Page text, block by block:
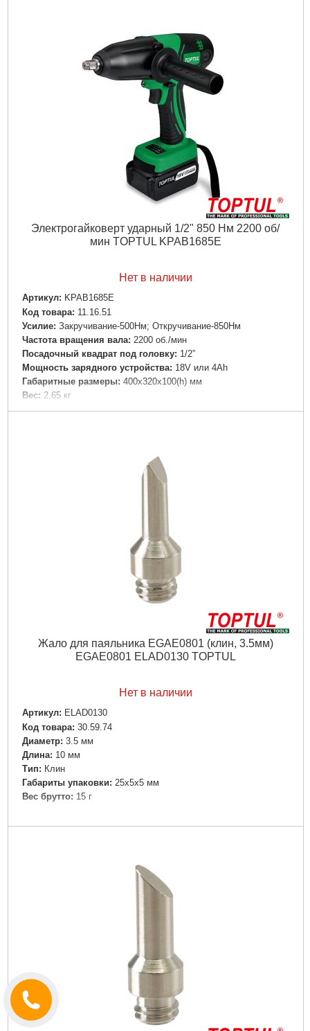
Заклепки алюминевые диаметром: 3.2 мм (1/8"), 4.0мм
(5/32"), 4.8мм (3/16"), 6.4мм (1/4")
Заклепки металлические диаметром: 3.2 мм (1/8"), 4.0мм
(5/32"), 4.8мм (3/16")
Заклепки из нержавеющей стали диаметром:
Подробнее...
Электрогайковерт ударный 1/2" 850 Нм 2200 об/
мин TOPTUL KPAB1685E
Нет в наличии
Артикул: KPAB1685E
Код товара: 11.16.51
Усилие: Закручивание-500Нм; Откручивание-850Нм
Частота вращения вала: 2200 об./мин
Посадочный квадрат под головку: 1/2”
Мощность зарядного устройства: 18V или 4Аh
Габаритные размеры: 400х320х100(h) мм
Вес: 2,65 кг
Источник питания: 100-240B / 50-60Hz
Жало для паяльника EGAE0801 (клин, 3.5мм)
EGAE0801 ELAD0130 TOPTUL
Нет в наличии
Артикул: ELAD0130
Код товара: 30.59.74
Диаметр: 3.5 мм
Дли­на: 10 мм
Tип: Клин
Габариты упаковки: 25x5x5 мм
Вес брутто: 15 г
Подробнее...